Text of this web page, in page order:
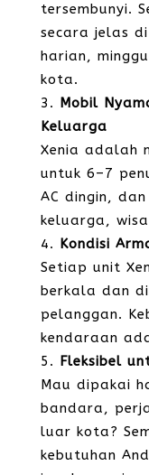
tersembunyi.
secara jelas
harian,
kota.
Mobil
Keluarga
Xenia adalah
untuk 6–7
AC dingin,
keluarga,
Kondisi
Setiap unit
berkala dan
pelanggan.
kendaraan
Fleksibel
Mau dipakai
bandara,
luar kota?
kebutuhan